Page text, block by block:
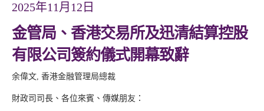
2025年11月12日
金管局、香港交易所及迅清結算控股
有限公司簽約儀式開幕致辭
余偉文, 香港金融管理局總裁
財政司司長、各位來賓、傳媒朋友：